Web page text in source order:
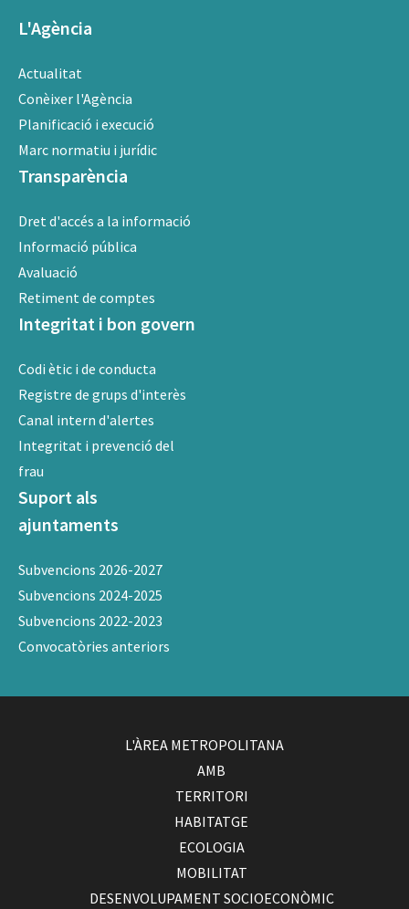
L'Agència
Actualitat
Conèixer l'Agència
Planificació i execució
Marc normatiu i jurídic
Transparència
Dret d'accés a la informació
Informació pública
Avaluació
Retiment de comptes
Integritat i bon govern
Codi ètic i de conducta
Registre de grups d'interès
Canal intern d'alertes
Integritat i prevenció del
frau
Suport als
ajuntaments
Subvencions 2026-2027
Subvencions 2024-2025
Subvencions 2022-2023
Convocatòries anteriors
L'ÀREA METROPOLITANA
AMB
TERRITORI
HABITATGE
ECOLOGIA
MOBILITAT
DESENVOLUPAMENT SOCIOECONÒMIC